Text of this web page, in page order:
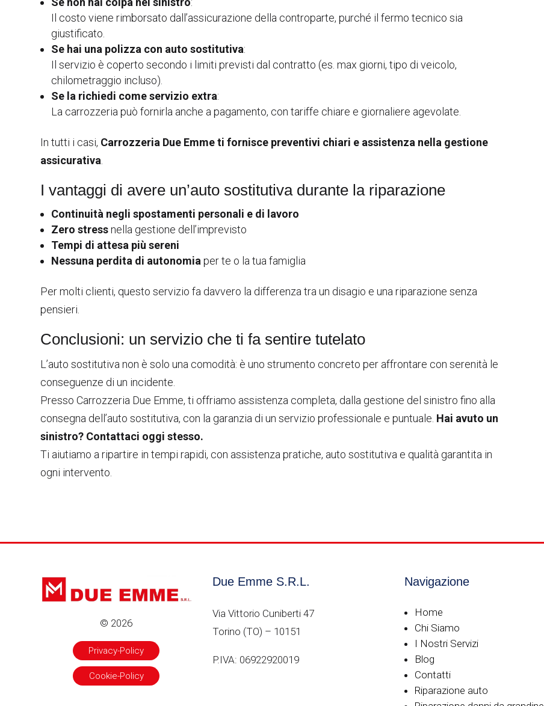
Il costo viene rimborsato dall’assicurazione della controparte, purché il fermo tecnico sia
giustificato.
Se hai una polizza con auto sostitutiva:
Il servizio è coperto secondo i limiti previsti dal contratto (es. max giorni, tipo di veicolo,
chilometraggio incluso).
Se la richiedi come servizio extra:
La carrozzeria può fornirla anche a pagamento, con tariffe chiare e giornaliere agevolate.
In tutti i casi, Carrozzeria Due Emme ti fornisce preventivi chiari e assistenza nella gestione
assicurativa.
I vantaggi di avere un’auto sostitutiva durante la riparazione
Continuità negli spostamenti personali e di lavoro
Zero stressnella gestione dell’imprevisto
Tempi di attesa più sereni
Nessuna perdita di autonomiaper te o la tua famiglia
Per molti clienti, questo servizio fa davvero la differenza tra un disagio e una riparazione senza
pensieri.
Conclusioni: un servizio che ti fa sentire tutelato
L’auto sostitutiva non è solo una comodità: è uno strumento concreto per affrontare con serenità le
conseguenze di un incidente.
Presso Carrozzeria Due Emme, ti offriamo assistenza completa, dalla gestione del sinistro fino alla
consegna dell’auto sostitutiva, con la garanzia di un servizio professionale e puntuale. Hai avuto un
sinistro? Contattaci oggi stesso.
Ti aiutiamo a ripartire in tempi rapidi, con assistenza pratiche, auto sostitutiva e qualità garantita in
ogni intervento.
© 2026
Privacy-Policy
Cookie-Policy
Due Emme S.R.L.
Via Vittorio Cuniberti 47
Torino (TO) – 10151
P.IVA: 06922920019
Navigazione
Home
Chi Siamo
I Nostri Servizi
Blog
Contatti
Riparazione auto